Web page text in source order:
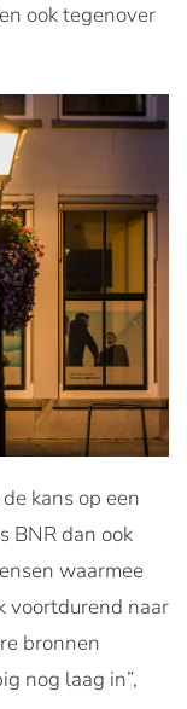
ook tegenover
kans op een
BNR dan ook
waarmee
voortdurend naar
bronnen
nog laag in”,